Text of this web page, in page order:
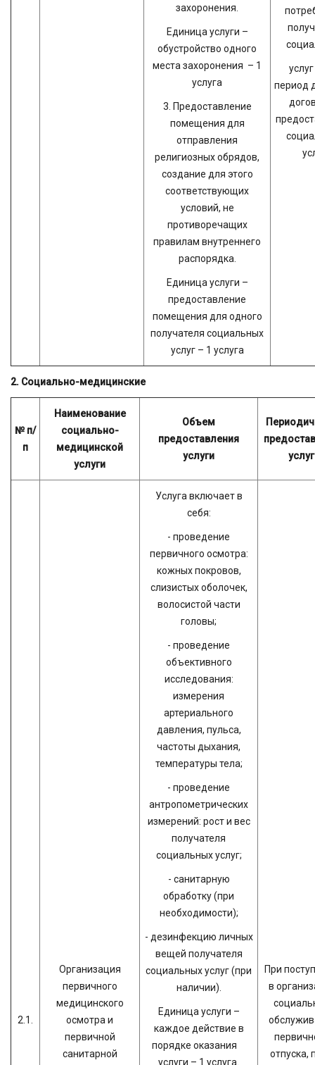
захоронения.
Единица услуги –
обустройство одного
места захоронения – 1
услуга
3. Предоставление
помещения для
отправления
религиозных обрядов,
создание для этого
соответствующих
условий, не
противоречащих
правилам внутреннего
распорядка.
Единица услуги –
предоставление
помещения для одного
получателя социальных
услуг – 1 услуга
период
2. Социально-медицинские
№ п/
п
Наименование
социально-
медицинской
услуги
Объем
предоставления
услуги
2.1.
Организация
первичного
медицинского
осмотра и
первичной
санитарной
Услуга включает в
себя:
- проведение
первичного осмотра:
кожных покровов,
слизистых оболочек,
волосистой части
головы;
- проведение
объективного
исследования:
измерения
артериального
давления, пульса,
частоты дыхания,
температуры тела;
- проведение
антропометрических
измерений: рост и вес
получателя
социальных услуг;
- санитарную
обработку (при
необходимости);
- дезинфекцию личных
вещей получателя
социальных услуг (при
наличии).
Единица услуги –
каждое действие в
порядке оказания
услуги – 1 услуга.
При
в
отпуска,